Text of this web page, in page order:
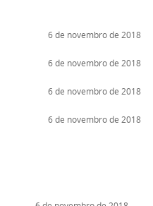
6 de novembro de 2018
6 de novembro de 2018
6 de novembro de 2018
6 de novembro de 2018